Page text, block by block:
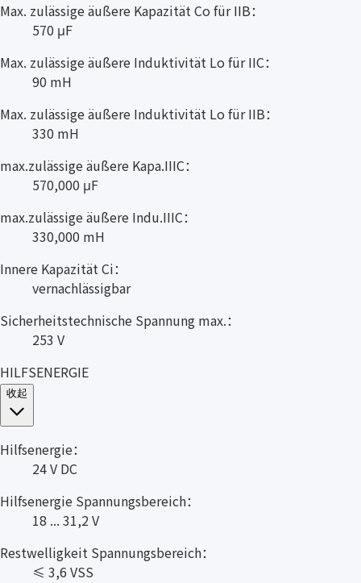
Max. zulässige äußere Kapazität Co für IIB：
570 μF
Max. zulässige äußere Induktivität Lo für IIC：
90 mH
Max. zulässige äußere Induktivität Lo für IIB：
330 mH
max.zulässige äußere Kapa.IIIC：
570,000 μF
max.zulässige äußere Indu.IIIC：
330,000 mH
Innere Kapazität Ci：
vernachlässigbar
Sicherheitstechnische Spannung max.：
253 V
HILFSENERGIE
收起
Hilfsenergie：
24 V DC
Hilfsenergie Spannungsbereich：
18 ... 31,2 V
Restwelligkeit Spannungsbereich：
≤ 3,6 VSS